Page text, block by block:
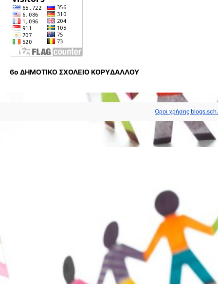
6ο ΔΗΜΟΤΙΚΟ ΣΧΟΛΕΙΟ ΚΟΡΥΔΑΛΛΟΥ
Όροι χρήσης